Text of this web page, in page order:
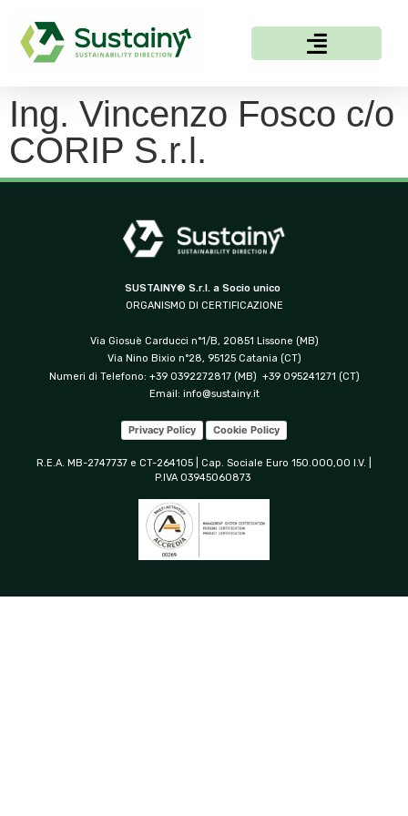
Ing. Vincenzo Fosco c/o
CORIP S.r.l.
SUSTAINY® S.r.l. a Socio unico
ORGANISMO DI CERTIFICAZIONE
Via Giosuè Carducci n°1/B, 20851 Lissone (MB)
Via Nino Bixio n°28, 95125 Catania (CT)
Numeri di Telefono: +39 0392272817 (MB) +39 095241271 (CT)
Email: info@sustainy.it
Privacy Policy Cookie Policy
R.E.A. MB-2747737 e CT-264105 | Cap. Sociale Euro 150.000,00 I.V. |
P.IVA 03945060873